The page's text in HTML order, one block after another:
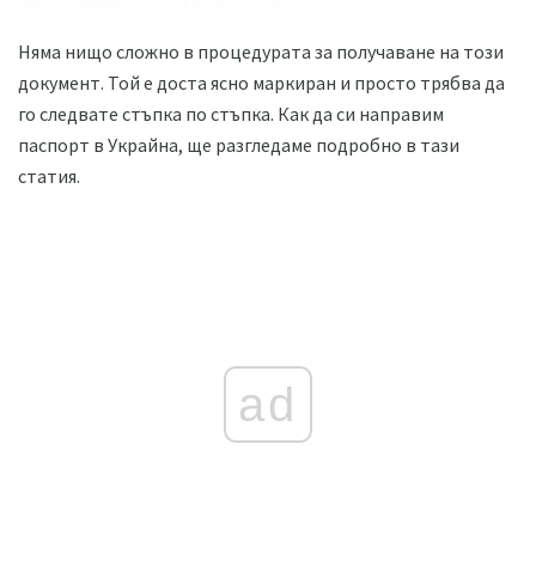
Няма нищо сложно в процедурата за получаване на този
документ. Той е доста ясно маркиран и просто трябва да
го следвате стъпка по стъпка. Как да си направим
паспорт в Украйна, ще разгледаме подробно в тази
статия.
ad